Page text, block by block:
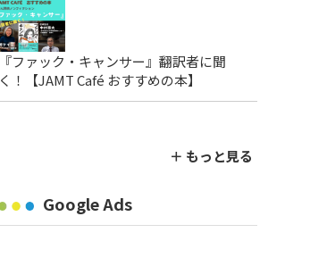
『ファック・キャンサー』翻訳者に聞
く！【JAMT Café おすすめの本】
＋ もっと見る
Google Ads